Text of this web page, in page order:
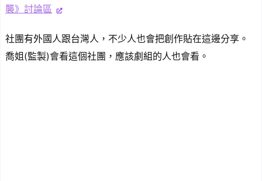
襲》討論區
社團有外國人跟台灣人，不少人也會把創作貼在這邊分享。
喬姐(監製)會看這個社團，應該劇組的人也會看。